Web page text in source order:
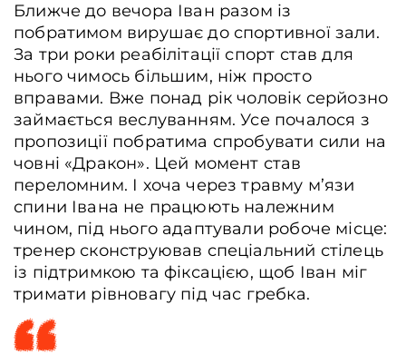
Ближче до вечора Іван разом із
побратимом вирушає до спортивної зали.
За три роки реабілітації спорт став для
нього чимось більшим, ніж просто
вправами. Вже понад рік чоловік серйозно
займається веслуванням. Усе почалося з
пропозиції побратима спробувати сили на
човні «Дракон». Цей момент став
переломним. І хоча через травму м’язи
спини Івана не працюють належним
чином, під нього адаптували робоче місце:
тренер сконструював спеціальний стілець
із підтримкою та фіксацією, щоб Іван міг
тримати рівновагу під час гребка.